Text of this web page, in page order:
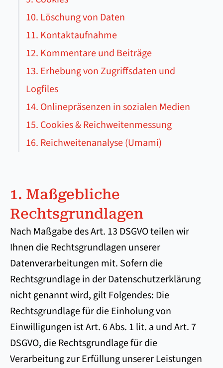
10. Löschung von Daten
11. Kontaktaufnahme
12. Kommentare und Beiträge
13. Erhebung von Zugriffsdaten und
Logfiles
14. Onlinepräsenzen in sozialen Medien
15. Cookies & Reichweitenmessung
16. Reichweitenanalyse (Umami)
1. Maßgebliche
Rechtsgrundlagen
Nach Maßgabe des Art. 13 DSGVO teilen wir
Ihnen die Rechtsgrundlagen unserer
Datenverarbeitungen mit. Sofern die
Rechtsgrundlage in der Datenschutzerklärung
nicht genannt wird, gilt Folgendes: Die
Rechtsgrundlage für die Einholung von
Einwilligungen ist Art. 6 Abs. 1 lit. a und Art. 7
DSGVO, die Rechtsgrundlage für die
Verarbeitung zur Erfüllung unserer Leistungen